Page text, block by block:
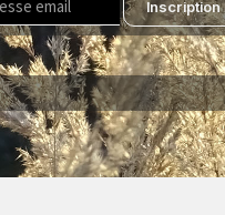
Inscription